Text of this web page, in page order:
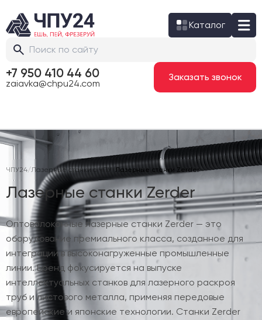
Каталог
+7 950 410 44 60
zaiavka@chpu24.com
Заказать звонок
ЧПУ24/Лазерные станки с ЧПУ/Лазерные станки Zerder
Лазерные станки Zerder
Оптоволоконные лазерные станки Zerder — это
оборудование премиального класса, созданное для
интеграции в высоконагруженные промышленные
линии. Бренд фокусируется на выпуске
интеллектуальных станков для лазерного раскроя
труб и листового металла, применяя передовые
европейские и японские технологии. Станки Zerder